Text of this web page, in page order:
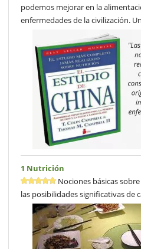
podemos mejorar en la
enfermedades de la civilización.
1 Nutrición
Nociones básicas
las posibilidades significativas de